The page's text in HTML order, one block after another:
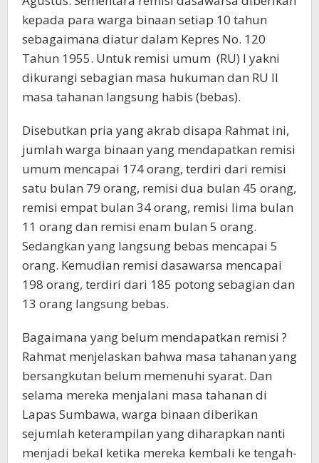
kepada para warga binaan setiap 10 tahun
sebagaimana diatur dalam Kepres No. 120
Tahun 1955. Untuk remisi umum (RU) I yakni
dikurangi sebagian masa hukuman dan RU II
masa tahanan langsung habis (bebas).
Disebutkan pria yang akrab disapa Rahmat ini,
jumlah warga binaan yang mendapatkan remisi
umum mencapai 174 orang, terdiri dari remisi
satu bulan 79 orang, remisi dua bulan 45 orang,
remisi empat bulan 34 orang, remisi lima bulan
11 orang dan remisi enam bulan 5 orang.
Sedangkan yang langsung bebas mencapai 5
orang. Kemudian remisi dasawarsa mencapai
198 orang, terdiri dari 185 potong sebagian dan
13 orang langsung bebas.
Bagaimana yang belum mendapatkan remisi ?
Rahmat menjelaskan bahwa masa tahanan yang
bersangkutan belum memenuhi syarat. Dan
selama mereka menjalani masa tahanan di
Lapas Sumbawa, warga binaan diberikan
sejumlah keterampilan yang diharapkan nanti
menjadi bekal ketika mereka kembali ke tengah-